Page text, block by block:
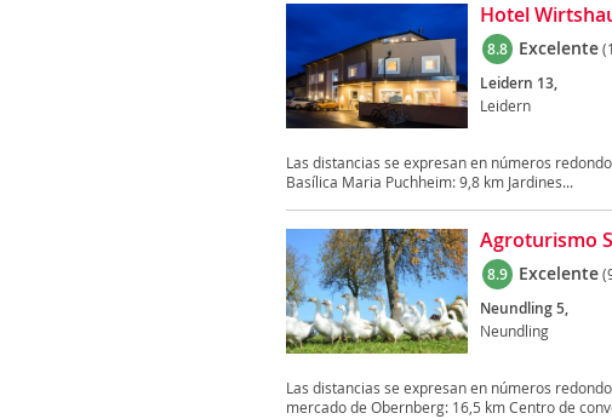
Hotel
8.8 Excelente
Leidern 13,
Leidern
Las distancias se expresan en números
Basílica Maria Puchheim: 9,8 km Jardines...
Agroturismo
8.9 Excelente
Neundling 5,
Neundling
Las distancias se expresan en números
mercado de Obernberg: 16,5 km Centro de